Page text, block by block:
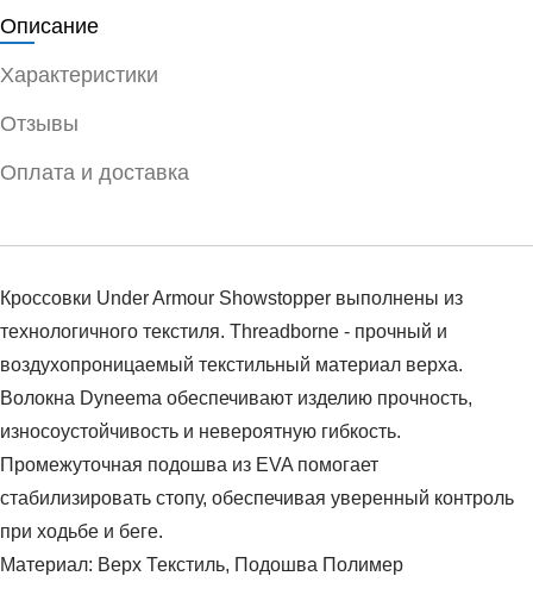
Описание
Характеристики
Отзывы
Оплата и доставка
Кроссовки Under Armour Showstopper выполнены из
технологичного текстиля. Threadborne - прочный и
воздухопроницаемый текстильный материал верха.
Волокна Dyneema обеспечивают изделию прочность,
износоустойчивость и невероятную гибкость.
Промежуточная подошва из EVA помогает
стабилизировать стопу, обеспечивая уверенный контроль
при ходьбе и беге.
Материал: Верх Текстиль, Подошва Полимер